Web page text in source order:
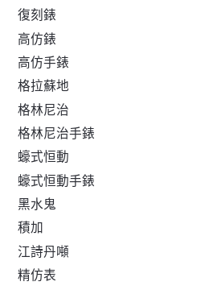
復刻錶
高仿錶
高仿手錶
格拉蘇地
格林尼治
格林尼治手錶
蠔式恒動
蠔式恒動手錶
黑水鬼
積加
江詩丹噸
精仿表